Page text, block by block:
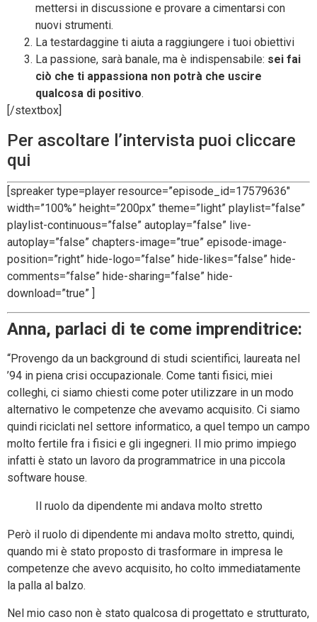
mettersi in discussione e provare a cimentarsi con
nuovi strumenti.
La testardaggine ti aiuta a raggiungere i tuoi obiettivi
La passione, sarà banale, ma è indispensabile: sei fai
ciò che ti appassiona non potrà che uscire
qualcosa di positivo.
[/stextbox]
Per ascoltare l’intervista puoi cliccare
qui
[spreaker type=player resource=”episode_id=17579636″
width=”100%” height=”200px” theme=”light” playlist=”false”
playlist-continuous=”false” autoplay=”false” live-
autoplay=”false” chapters-image=”true” episode-image-
position=”right” hide-logo=”false” hide-likes=”false” hide-
comments=”false” hide-sharing=”false” hide-
download=”true” ]
Anna, parlaci di te come imprenditrice:
“Provengo da un background di studi scientifici, laureata nel
’94 in piena crisi occupazionale. Come tanti fisici, miei
colleghi, ci siamo chiesti come poter utilizzare in un modo
alternativo le competenze che avevamo acquisito. Ci siamo
quindi riciclati nel settore informatico, a quel tempo un campo
molto fertile fra i fisici e gli ingegneri. Il mio primo impiego
infatti è stato un lavoro da programmatrice in una piccola
software house.
Il ruolo da dipendente mi andava molto stretto
Però il ruolo di dipendente mi andava molto stretto, quindi,
quando mi è stato proposto di trasformare in impresa le
competenze che avevo acquisito, ho colto immediatamente
la palla al balzo.
Nel mio caso non è stato qualcosa di progettato e strutturato,